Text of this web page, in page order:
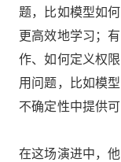
题，比如模型如
更高效地学习；
作、如何定义权
用问题，比如模
不确定性中提供可
在这场演进中，